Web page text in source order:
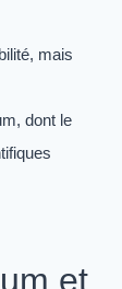
mais
dont le
et